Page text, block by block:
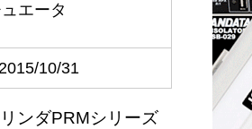
エータ
10/31
ンダPRMシリーズ